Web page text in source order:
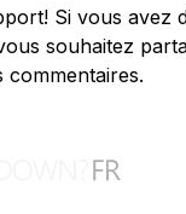
Si vous avez
souhaitez
commentaires.